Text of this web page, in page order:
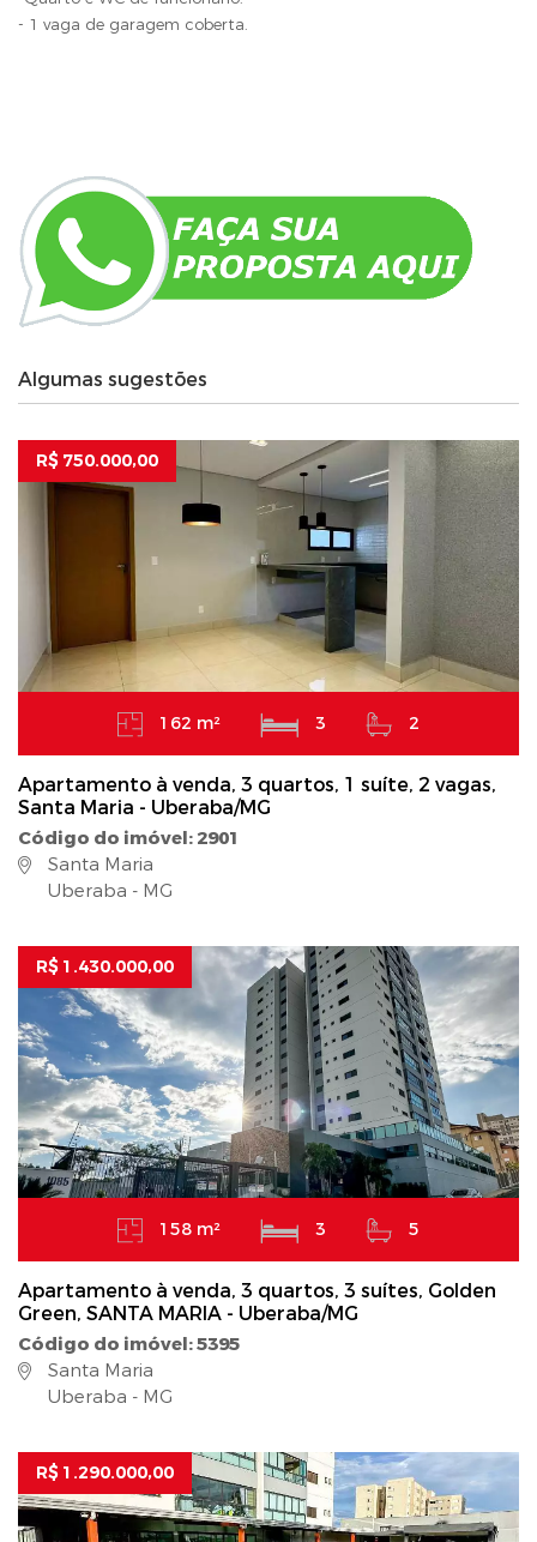
- 1 vaga de garagem coberta.
Algumas sugestões
R$ 750.000,00
162 m² 3 2
Apartamento à venda, 3 quartos, 1 suíte, 2 vagas,
Santa Maria - Uberaba/MG
Código do imóvel: 2901
Santa Maria
Uberaba - MG
R$ 1.430.000,00
158 m² 3 5
Apartamento à venda, 3 quartos, 3 suítes, Golden
Green, SANTA MARIA - Uberaba/MG
Código do imóvel: 5395
Santa Maria
Uberaba - MG
R$ 1.290.000,00